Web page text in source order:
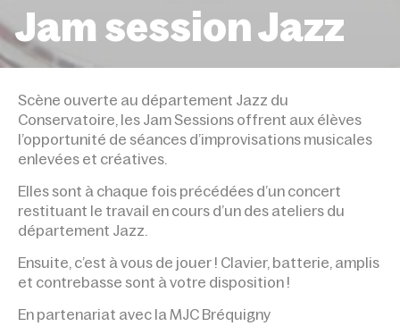
Jam session Jazz
Scène ouverte au département Jazz du
Conservatoire, les Jam Sessions offrent aux élèves
l’opportunité de séances d’improvisations musicales
enlevées et créatives.
Elles sont à chaque fois précédées d’un concert
restituant le travail en cours d’un des ateliers du
département Jazz.
Ensuite, c’est à vous de jouer ! Clavier, batterie, amplis
et contrebasse sont à votre disposition !
En partenariat avec la MJC Bréquigny